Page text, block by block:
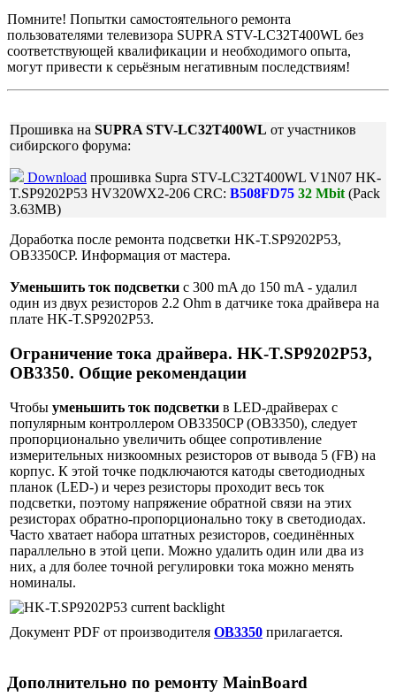
Помните! Попытки самостоятельного ремонта
пользователями телевизора SUPRA STV-LC32T400WL без
соответствующей квалификации и необходимого опыта,
могут привести к серьёзным негативным последствиям!
Прошивка на SUPRA STV-LC32T400WL от участников
сибирского форума:
Download прошивка Supra STV-LC32T400WL V1N07 HK-
T.SP9202P53 HV320WX2-206 CRC: B508FD75 32 Mbit (Pack
3.63MB)
Доработка после ремонта подсветки HK-T.SP9202P53,
OB3350CP. Информация от мастера.
Уменьшить ток подсветки с 300 mA до 150 mA - удалил
один из двух резисторов 2.2 Ohm в датчике тока драйвера на
плате HK-T.SP9202P53.
Ограничение тока драйвера. HK-T.SP9202P53,
OB3350. Общие рекомендации
Чтобы уменьшить ток подсветки в LED-драйверах с
популярным контроллером OB3350CP (OB3350), следует
пропорционально увеличить общее сопротивление
измерительных низкоомных резисторов от вывода 5 (FB) на
корпус. К этой точке подключаются катоды светодиодных
планок (LED-) и через резисторы проходит весь ток
подсветки, поэтому напряжение обратной связи на этих
резисторах обратно-пропорционально току в светодиодах.
Часто хватает набора штатных резисторов, соединённых
параллельно в этой цепи. Можно удалить один или два из
них, а для более точной регулировки тока можно менять
номиналы.
Документ PDF от производителя OB3350 прилагается.
Дополнительно по ремонту MainBoard